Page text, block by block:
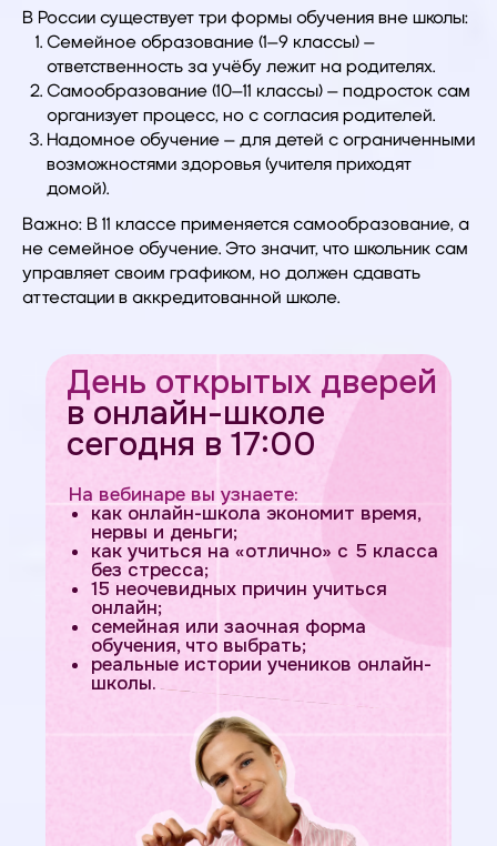
В России существует три формы обучения вне школы:
Семейное образование (1–9 классы) –
ответственность за учёбу лежит на родителях.
Самообразование (10–11 классы) – подросток сам
организует процесс, но с согласия родителей.
Надомное обучение – для детей с ограниченными
возможностями здоровья (учителя приходят
домой).
Важно: В 11 классе применяется самообразование, а
не семейное обучение. Это значит, что школьник сам
управляет своим графиком, но должен сдавать
аттестации в аккредитованной школе.
День открытых дверей
в онлайн-школе
сегодня в 17:00
На вебинаре вы узнаете:
как онлайн-школа экономит время,
нервы и деньги;
как учиться на «отлично» с 5 класса
без стресса;
15 неочевидных причин учиться
онлайн;
семейная или заочная форма
обучения, что выбрать;
реальные истории учеников онлайн-
школы.